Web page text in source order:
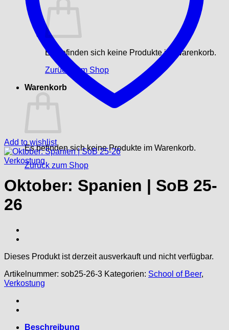
Es befinden sich keine Produkte im Warenkorb.
Zurück zum Shop
Warenkorb
Es befinden sich keine Produkte im Warenkorb.
Zurück zum Shop
Add to wishlist
Verkostung
Oktober: Spanien | SoB 25-
26
Dieses Produkt ist derzeit ausverkauft und nicht verfügbar.
Artikelnummer: sob25-26-3 Kategorien: School of Beer,
Verkostung
Beschreibung